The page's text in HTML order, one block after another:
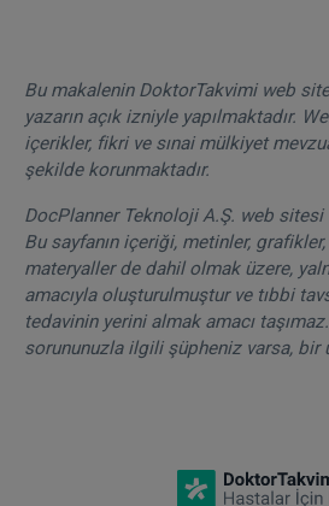
Bu makalenin DoktorTakvimi web
yazarın açık izniyle yapılmaktadır.
içerikler, fikri ve sınai mülkiyet
şekilde korunmaktadır.
DocPlanner Teknoloji A.Ş. web sitesi
Bu sayfanın içeriği, metinler,
materyaller de dahil olmak üzere,
amacıyla oluşturulmuştur ve tıbbi
tedavinin yerini almak amacı
sorununuzla ilgili şüpheniz varsa, bir